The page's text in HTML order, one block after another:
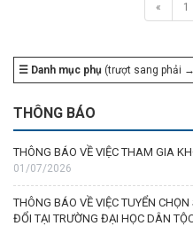
« 1
☰ Danh mục phụ (trượt sang phải
THÔNG BÁO
THÔNG BÁO VỀ VIỆC THAM GIA
01/07/2026
THÔNG BÁO VỀ VIỆC TUYỂN
ĐỔI TẠI TRƯỜNG ĐẠI HỌC DÂN